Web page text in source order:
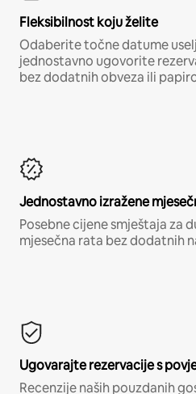
Fleksibilnost koju želite
Odaberite točne datume
jednostavno ugovorite
bez dodatnih obveza ili
Jednostavno izražene
Posebne cijene smještaja za
mjesečna rata bez dodatnih
Ugovarajte rezervacije s
Recenzije naših pouzdanih